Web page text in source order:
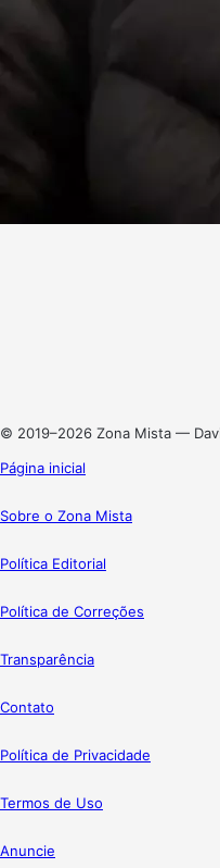
© 2019–2026 Zona Mista —
Página inicial
Sobre o Zona Mista
Política Editorial
Política de Correções
Transparência
Contato
Política de Privacidade
Termos de Uso
Anuncie